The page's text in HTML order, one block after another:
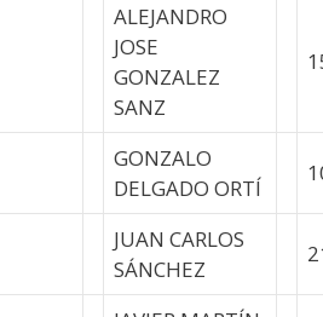
ALEJANDRO
JOSE
GONZALEZ
SANZ
GONZALO
DELGADO ORTÍ
JUAN CARLOS
SÁNCHEZ